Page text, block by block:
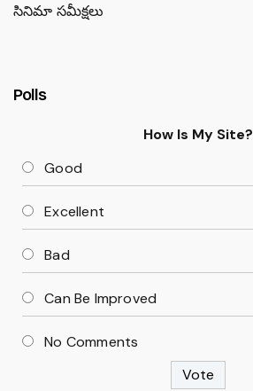
సినిమా సమీక్షలు
Polls
How Is My Site?
Good
Excellent
Bad
Can Be Improved
No Comments